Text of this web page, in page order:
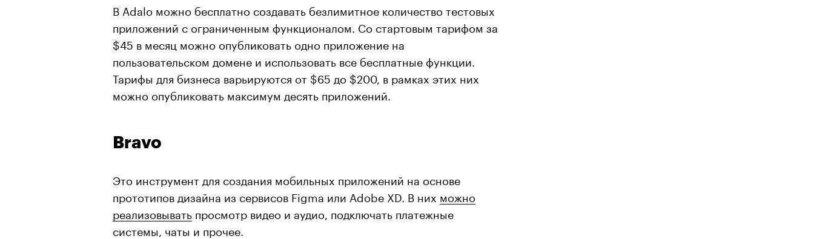
В Adalo можно бесплатно создавать безлимитное количество тестовых
приложений с ограниченным функционалом. Со стартовым тарифом за
$45 в месяц можно опубликовать одно приложение на
пользовательском домене и использовать все бесплатные функции.
Тарифы для бизнеса варьируются от $65 до $200, в рамках этих них
можно опубликовать максимум десять приложений.
Bravo
Это инструмент для создания мобильных приложений на основе
прототипов дизайна из сервисов Figma или Adobe XD. В них можно
реализовывать просмотр видео и аудио, подключать платежные
системы, чаты и прочее.